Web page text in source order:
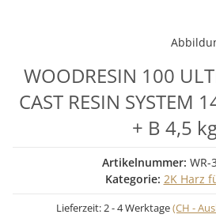
WOODRESIN 100
CAST RESIN SYSTEM
+ B 4,5
Artikelnummer: WR-
Kategorie: 2K Harz
Lieferzeit:2 - 4 Werktage(CH -